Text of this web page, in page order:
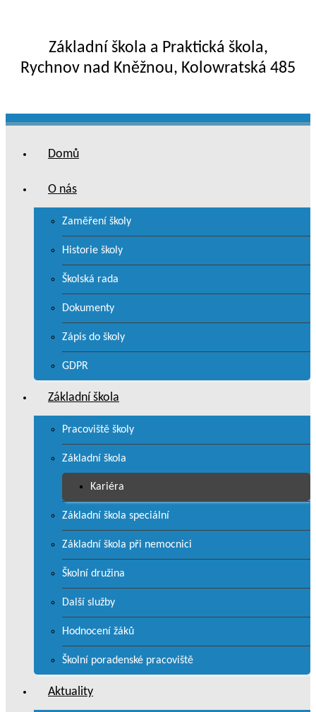
Základní škola a Praktická škola,
Rychnov nad Kněžnou, Kolowratská 485
Domů
O nás
Zaměření školy
Historie školy
Školská rada
Dokumenty
Zápis do školy
GDPR
Základní škola
Pracoviště školy
Základní škola
Kariéra
Základní škola speciální
Základní škola při nemocnici
Školní družina
Další služby
Hodnocení žáků
Školní poradenské pracoviště
Aktuality